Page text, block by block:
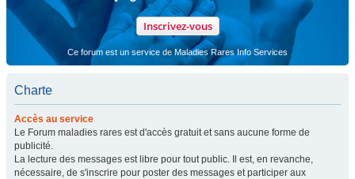
Inscrivez-vous
Ce forum est un service de Maladies Rares Info Services
Charte
Accès au service
Le Forum maladies rares est d'accès gratuit et sans aucune forme de
publicité.
La lecture des messages est libre pour tout public. Il est, en revanche,
nécessaire, de s'inscrire pour poster des messages et participer aux